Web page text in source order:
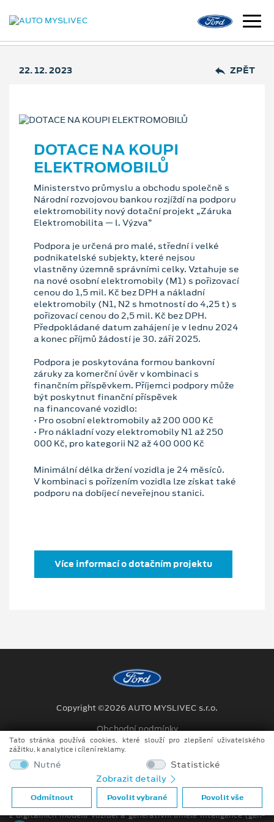
22. 12. 2023 ZPĚT
DOTACE NA KOUPI
ELEKTROMOBILŮ
Ministerstvo průmyslu a obchodu společně s
Národní rozvojovou bankou rozjíždí na podporu
elektromobility nový dotační projekt „Záruka
Elektromobilita — l. Výzva”
Podpora je určená pro malé, střední i velké
podnikatelské subjekty, které nejsou
vlastněny územně správními celky. Vztahuje se
na nové osobní elektromobily (M1) s pořizovací
cenou do 1,5 mil. Kč bez DPH a nákladní
elektromobily (N1, N2 s hmotností do 4,25 t) s
pořizovací cenou do 2,5 mil. Kč bez DPH.
Předpokládané datum zahájení je v lednu 2024
a konec příjmů žádostí je 30. září 2025.
Podpora je poskytována formou bankovní
záruky za komerční úvěr v kombinaci s
finančním příspěvkem. Příjemci podpory může
být poskytnut finanční příspěvek
na financované vozidlo:
• Pro osobní elektromobily až 200 000 Kč
• Pro nákladní vozy elektromobily N1 až 250
000 Kč, pro kategorii N2 až 400 000 Kč
Minimální délka držení vozidla je 24 měsíců.
V kombinaci s pořízením vozidla lze získat také
podporu na dobíjecí neveřejnou stanici.
Více informací o dotačním projektu
Copyright ©2026 AUTO MYSLIVEC s.r.o.
Obchodní podmínky
Ochrana osobních údajů
Prohlášení o zpracování údajů konečných zákazníků
Při tvorbě videí a obrázků na tomto webu je využíváno kombinace
tradičních fotografií či videí, počítačem generovaných snímků (CGI)
z digitálních modelů vozidel a generativní umělé inteligence (gen-
Tato stránka používá cookies, které slouží pro zlepšení uživatelského
zážitku, k analytice i cílení reklamy.
Nutné
Statistické
Zobrazit detaily
Odmítnout Povolit vybrané Povolit vše